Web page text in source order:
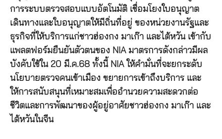
การระบบตรวจสอบแบบอัตโนมัติ เชื่อมโยงใบอนุญาต
เดินทางและใบอนุญาตให้มีถิ่นที่อยู่ ของหน่วยงานรัฐและ
ธุรกิจที่ให้บริการแก่ชาวฮ่องกง มาเก๊า และไต้หวัน เข้ากับ
แพลตฟอร์มยืนยันตัวตนของ NIA มาตรการดังกล่าวมีผล
บังคับใช้ใน 20 มี.ค.68 ทั้งนี้ NIA ให้คำมั่นที่จะยกระดับ
นโยบายตรวจคนเข้าเมือง ขยายการเข้าถึงบริการ และ
ให้การสนับสนุนที่เหมาะสมเพื่ออำนวยความสะดวกต่อ
ชีวิตและการพัฒนาของผู้อยู่อาศัยชาวฮ่องกง มาเก๊า และ
ไต้หวันในจีน